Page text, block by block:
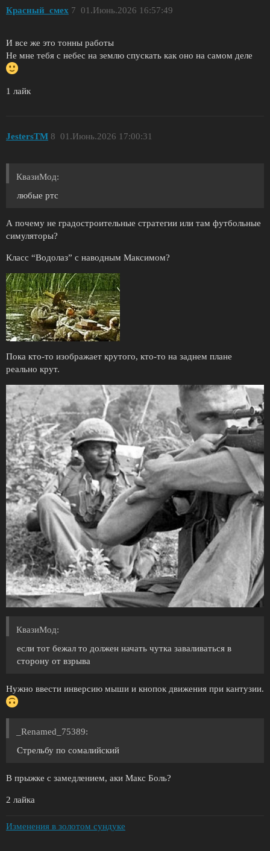
Красный_смех 01.Июнь.2026 16:57:49
7
И все же это тонны работы
Не мне тебя с небес на землю спускать как оно на самом деле
1 лайк
JestersTM 01.Июнь.2026 17:00:31
8
КвазиМод:
любые ртс
А почему не градостроительные стратегии или там футбольные
симуляторы?
Класс “Водолаз” с наводным Максимом?
Пока кто-то изображает крутого, кто-то на заднем плане
реально крут.
КвазиМод:
если тот бежал то должен начать чутка заваливаться в
сторону от взрыва
Нужно ввести инверсию мыши и кнопок движения при кантузии.
_Renamed_75389:
Стрельбу по сомалийский
В прыжке с замедлением, аки Макс Боль?
2 лайка
Изменения в золотом сундуке